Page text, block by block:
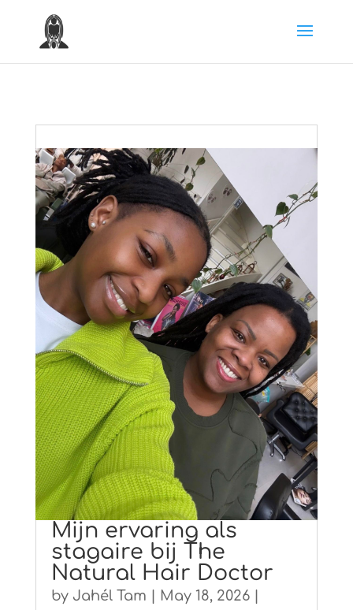
Mijn ervaring als
stagaire bij The
Natural Hair Doctor
by Jahél Tam May 18, 2026|